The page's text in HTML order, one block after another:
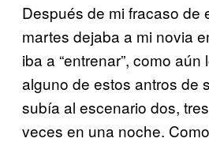
Después de mi fracaso de
martes dejaba a mi novia
iba a “entrenar”, como
alguno de estos antros de
subía al escenario dos,
veces en una noche.